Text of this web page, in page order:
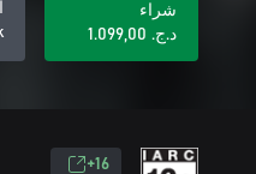
شراء
د.ج.‏ 1.099,00
16+